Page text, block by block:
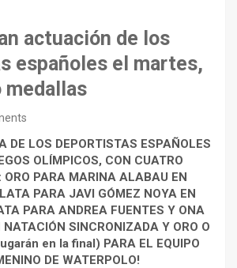
actuación de los
españoles el martes,
medallas
DE LOS DEPORTISTAS ESPAÑOLES
OLÍMPICOS, CON CUATRO
ORO PARA MARINA ALABAU EN
PARA JAVI GÓMEZ NOYA EN
PARA ANDREA FUENTES Y ONA
SINCRONIZADA Y ORO O
en la final) PARA EL EQUIPO
DE WATERPOLO!